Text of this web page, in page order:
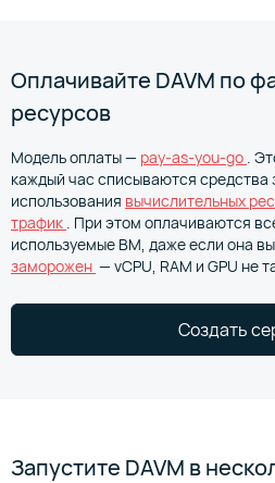
Оплачивайте DAVM по
ресурсов
Модель оплаты — pay-as-you-go .
каждый час списываются средства
использования вычислительных
трафик При этом оплачиваются
используемые ВМ, даже если она
заморожен — vCPU, RAM и GPU не
Создать
Запустите DAVM в